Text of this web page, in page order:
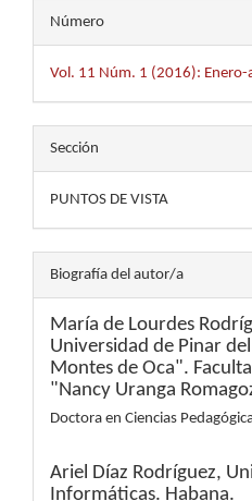
Número
Vol. 11 Núm. 1 (2016): Enero-
Sección
PUNTOS DE VISTA
Biografía del autor/a
María de Lourdes
Universidad de Pinar
Montes de Oca".
"Nancy Uranga
Doctora en Ciencias
Ariel Díaz Rodríguez,
Informáticas. Habana.